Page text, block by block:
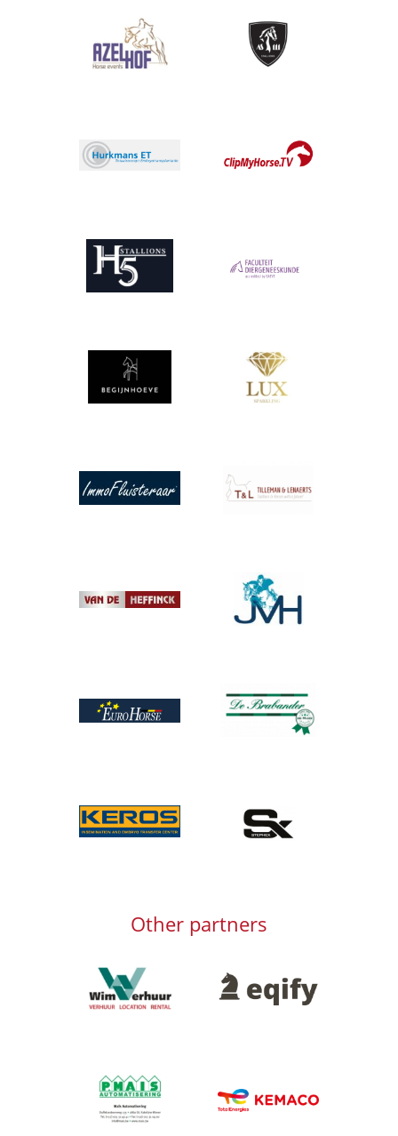
Afbeelding Afbeelding
Afbeelding
Afbeelding Afbeelding
Afbeelding Afbeelding
Afbeelding Afbeelding
Afbeelding
Afbeelding
Afbeelding
Afbeelding
Afbeelding
Afbeelding
Other partners
Afbeelding Afbeelding
Afbeelding
Afbeelding